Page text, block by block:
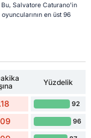
Salvatore Caturano'in
en üst 96
Yüzdelik
92
96